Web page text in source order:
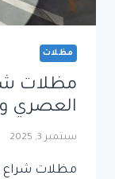
مظلات
مظلات
العصري
سبتمبر 3, 2025
مظلات شراع